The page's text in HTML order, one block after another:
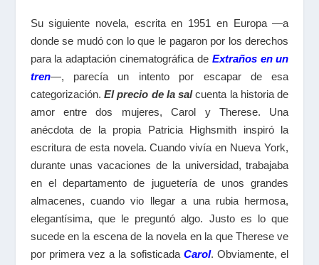
Su siguiente novela, escrita en 1951 en Europa —a
donde se mudó con lo que le pagaron por los derechos
para la adaptación cinematográfica de Extraños en un
tren—, parecía un intento por escapar de esa
categorización. El precio de la salcuenta la historia de
amor entre dos mujeres, Carol y Therese. Una
anécdota de la propia Patricia Highsmith inspiró la
escritura de esta novela. Cuando vivía en Nueva York,
durante unas vacaciones de la universidad, trabajaba
en el departamento de juguetería de unos grandes
almacenes, cuando vio llegar a una rubia hermosa,
elegantísima, que le preguntó algo. Justo es lo que
sucede en la escena de la novela en la que Therese ve
por primera vez a la sofisticada Carol. Obviamente, el